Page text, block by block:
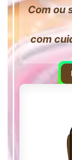
Com ou
com